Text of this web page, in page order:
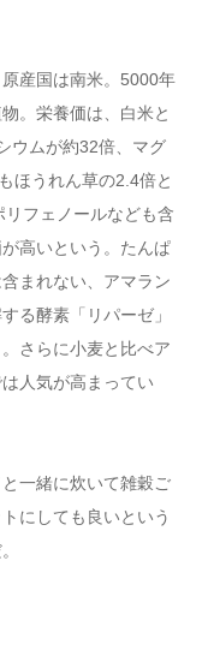
産国は南米。5000年
。栄養価は、白米と
ウムが約32倍、マグ
ほうれん草の2.4倍と
フェノールなども含
高いという。たんぱ
まれない、アマラン
る酵素「リパーゼ」
さらに小麦と比べア
人気が高まってい
一緒に炊いて雑穀ご
にしても良いという